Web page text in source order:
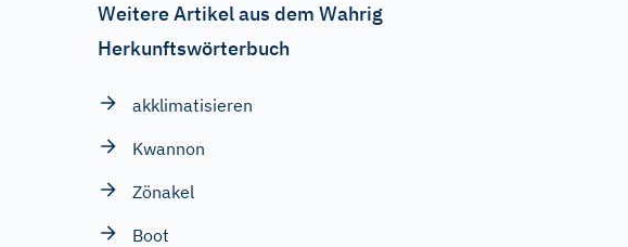
Weitere Artikel aus dem Wahrig
Herkunftswörterbuch
akklimatisieren
Kwannon
Zönakel
Boot